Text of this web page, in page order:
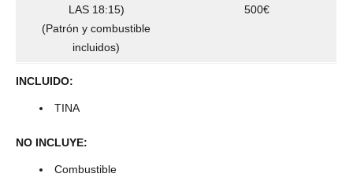
LAS 18:15)
(Patrón y combustible
incluidos)
500€
INCLUIDO:
TINA
NO INCLUYE:
Combustible